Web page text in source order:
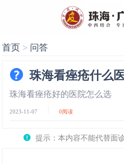
首页 > 问答
珠海看痤疮什么
珠海看痤疮好的医院怎么选
2023-11-07 0阅读
提示：本内容不能代替面